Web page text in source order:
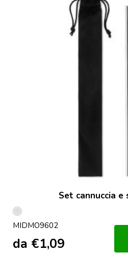
Set cannuccia e
Argento
Opaco
MIDMO9602
da €1,09